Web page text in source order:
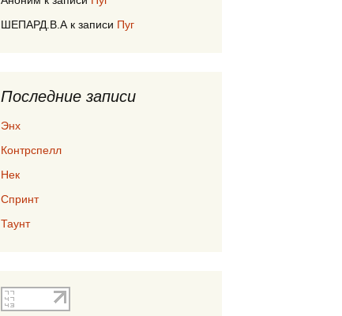
ШЕПАРД.В.А к записи Пуг
Последние записи
Энх
Контрспелл
Нек
Спринт
Таунт